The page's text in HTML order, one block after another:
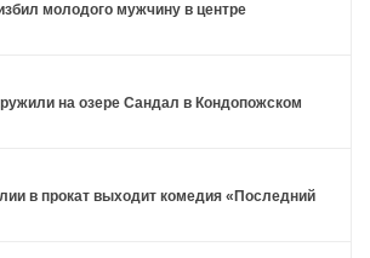
молодого мужчину в центре
на озере Сандал в Кондопожском
в прокат выходит комедия «Последний